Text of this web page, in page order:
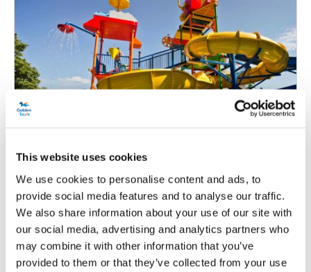
This website uses cookies
We use cookies to personalise content and ads, to
provide social media features and to analyse our traffic.
We also share information about your use of our site with
our social media, advertising and analytics partners who
may combine it with other information that you’ve
provided to them or that they’ve collected from your use
Biglietti LEGOLAND® Windsor
Ingresso a LEGOLAND® Windsor
Attività di costruzione LEGO® pratiche
Da